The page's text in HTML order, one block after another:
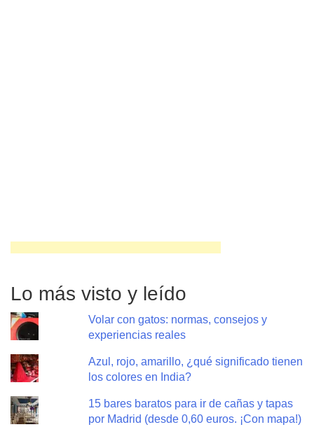
Lo más visto y leído
Volar con gatos: normas, consejos y
experiencias reales
Azul, rojo, amarillo, ¿qué significado tienen
los colores en India?
15 bares baratos para ir de cañas y tapas
por Madrid (desde 0,60 euros. ¡Con mapa!)